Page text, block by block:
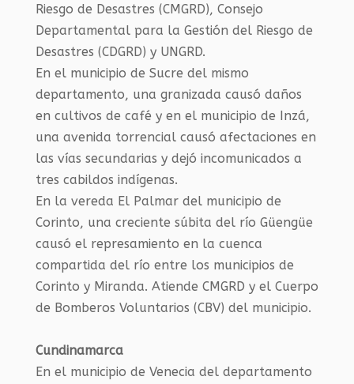
Riesgo de Desastres (CMGRD), Consejo
Departamental para la Gestión del Riesgo de
Desastres (CDGRD) y UNGRD.
En el municipio de Sucre del mismo
departamento, una granizada causó daños
en cultivos de café y en el municipio de Inzá,
una avenida torrencial causó afectaciones en
las vías secundarias y dejó incomunicados a
tres cabildos indígenas.
En la vereda El Palmar del municipio de
Corinto, una creciente súbita del río Güengüe
causó el represamiento en la cuenca
compartida del río entre los municipios de
Corinto y Miranda. Atiende CMGRD y el Cuerpo
de Bomberos Voluntarios (CBV) del municipio.
Cundinamarca
En el municipio de Venecia del departamento